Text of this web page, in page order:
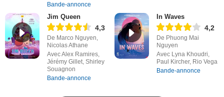
Bande-annonce
Jim Queen
4,3
De Marco Nguyen,
Nicolas Athane
Avec Alex Ramires,
Jérémy Gillet, Shirley
Souagnon
Bande-annonce
In Waves
4,2
De Phuong Mai
Nguyen
Avec Lyna Khoudri,
Paul Kircher, Rio Vega
Bande-annonce